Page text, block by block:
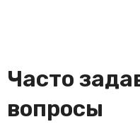
Часто
вопросы